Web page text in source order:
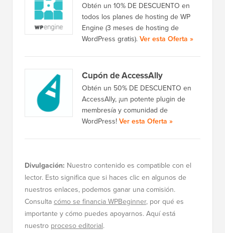
Obtén un 10% DE DESCUENTO en
todos los planes de hosting de WP
Engine (3 meses de hosting de
WordPress gratis). Ver esta Oferta »
Cupón de AccessAlly
Obtén un 50% DE DESCUENTO en
AccessAlly, ¡un potente plugin de
membresía y comunidad de
WordPress! Ver esta Oferta »
Divulgación: Nuestro contenido es compatible con el
lector. Esto significa que si haces clic en algunos de
nuestros enlaces, podemos ganar una comisión.
Consulta cómo se financia WPBeginner, por qué es
importante y cómo puedes apoyarnos. Aquí está
nuestro proceso editorial.